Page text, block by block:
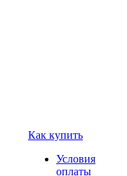
Как купить
Условия
оплаты